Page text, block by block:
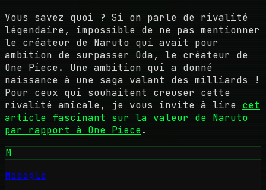
Vous savez quoi ? Si on parle de rivalité
légendaire, impossible de ne pas mentionner
le créateur de Naruto qui avait pour
ambition de surpasser Oda, le créateur de
One Piece. Une ambition qui a donné
naissance à une saga valant des milliards !
Pour ceux qui souhaitent creuser cette
rivalité amicale, je vous invite à lire cet
article fascinant sur la valeur de Naruto
par rapport à One Piece.
M
Mooogle